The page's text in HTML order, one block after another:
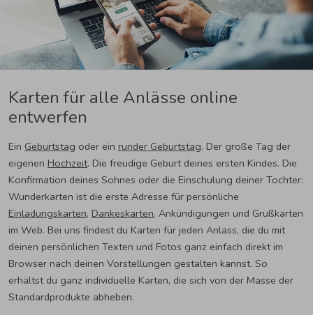
Karten für alle Anlässe online
entwerfen
Ein Geburtstag oder ein runder Geburtstag. Der große Tag der
eigenen Hochzeit. Die freudige Geburt deines ersten Kindes. Die
Konfirmation deines Sohnes oder die Einschulung deiner Tochter:
Wunderkarten ist die erste Adresse für persönliche
Einladungskarten, Dankeskarten, Ankündigungen und Grußkarten
im Web. Bei uns findest du Karten für jeden Anlass, die du mit
deinen persönlichen Texten und Fotos ganz einfach direkt im
Browser nach deinen Vorstellungen gestalten kannst. So
erhältst du ganz individuelle Karten, die sich von der Masse der
Standardprodukte abheben.